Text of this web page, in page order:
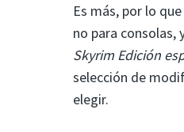
Es más, por lo
no para consolas,
Skyrim Edición
selección de
elegir.